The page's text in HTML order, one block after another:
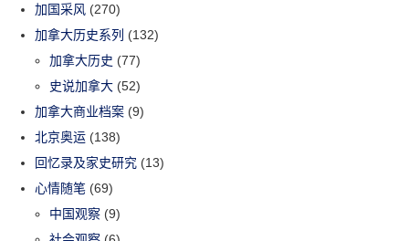
加国采风 (270)
加拿大历史系列 (132)
加拿大历史 (77)
史说加拿大 (52)
加拿大商业档案 (9)
北京奥运 (138)
回忆录及家史研究 (13)
心情随笔 (69)
中国观察 (9)